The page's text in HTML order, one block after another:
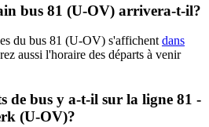
bus 81 (U-OV) arrivera-t-il?
du bus 81 (U-OV) s'affichent dans
aussi l'horaire des départs à venir
de bus y a-t-il sur la ligne 81 -
(U-OV)?